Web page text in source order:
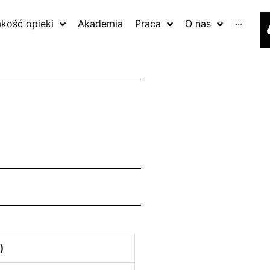
opieki Akademia Praca O nas ···